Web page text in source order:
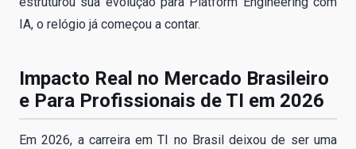
IA, o relógio já começou a contar.
Impacto Real no Mercado Brasileiro
e Para Profissionais de TI em 2026
Em 2026, a carreira em TI no Brasil deixou de ser uma